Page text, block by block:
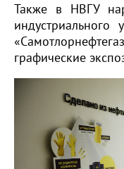
Также в НВГУ
графические